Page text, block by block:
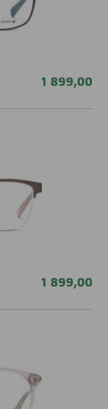
1 899,00
1 899,00